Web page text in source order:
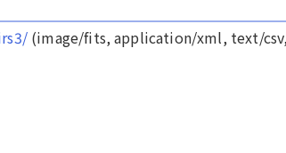
(image/fits, application/xml, text/